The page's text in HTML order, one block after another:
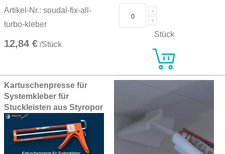
Artikel-Nr.: soudal-fix-all-
turbo-kleber
12,84 € /Stück
Stück
Kartuschenpresse für
Systemkleber für
Stuckleisten aus Styropor